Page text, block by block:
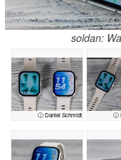
soldan:
ⓘ Daniel Schmidt ⓘ